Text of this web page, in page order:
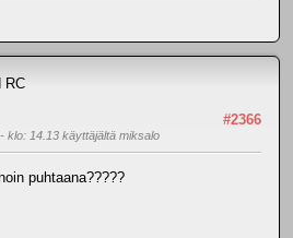
RC
#2366
klo: 14.13 käyttäjältä miksalo
puhtaana?????